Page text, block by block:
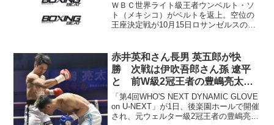
ＷＢＣ世界ライト級王者ウンベルト・ソ
ト（メキシコ）がベルトを返上。空位の
王座決定戦が10月15日ロサンゼルスのス
ルへ・リナレス（帝拳=写真）の間で争わ
れることになった。...
赤井英和さん長男 英五郎が快
勝 次戦は伊吹吾郎さん孫 遼平
と 前W級2冠王者の豊嶋亮太は
TKO再起
「第4回WHO'S NEXT DYNAMIC GLOVE
on U-NEXT」が1日、後楽園ホールで開催
され、元ウェルター級2冠王者の豊嶋亮太